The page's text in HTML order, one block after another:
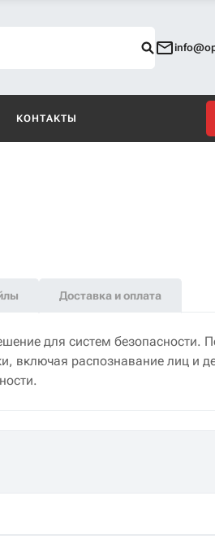
КОНТАКТЫ
Доставка и оплата
для систем безопасности.
включая распознавание лиц и